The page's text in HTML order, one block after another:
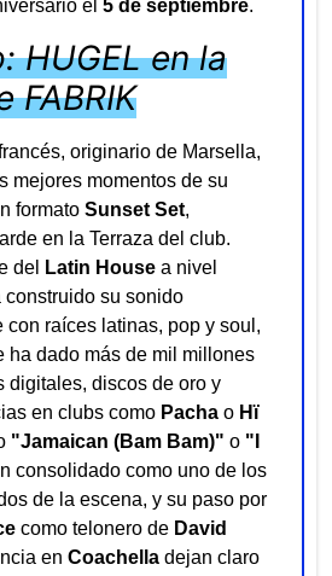
el 5 de septiembre.
HUGEL en la
FABRIK
originario de Marsella,
mejores momentos de su
formato Sunset Set,
en la Terraza del club.
del
Latin House a nivel
su sonido
con raíces latinas, pop y soul,
ha dado más de mil millones
digitales, discos de oro y
en clubs como Pacha o Hï
"Jamaican (Bam Bam)" o "I
consolidado como uno de los
de la escena, y su paso por
como telonero de David
en Coachella dejan claro